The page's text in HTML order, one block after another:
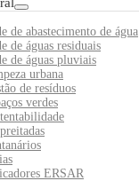
de abastecimento de água
de águas residuais
de águas pluviais
urbana
de resíduos
verdes
ERSAR